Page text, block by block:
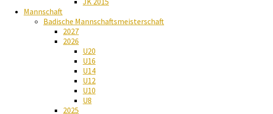
Mannschaft
Badische Mannschaftsmeisterschaft
2027
2026
U20
U16
U14
U12
U10
U8
2025